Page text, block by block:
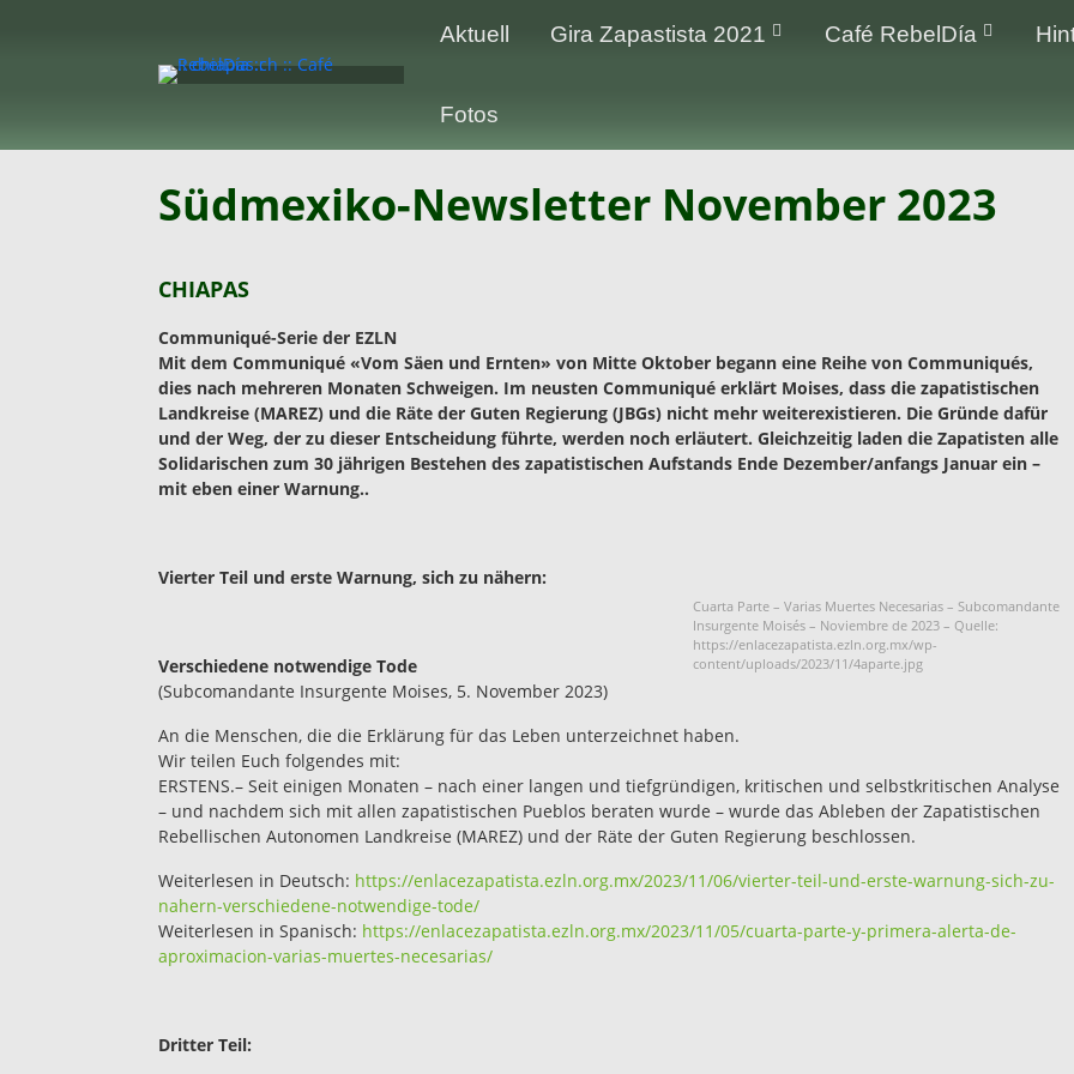
Aktuell Gira Zapastista 2021 Café RebelDía
Fotos
Südmexiko-Newsletter November 2023
CHIAPAS
Communiqué-Serie der EZLN
Mit dem Communiqué «Vom Säen und Ernten» von Mitte Oktober begann eine Reihe von Communiqués,
dies nach mehreren Monaten Schweigen. Im neusten Communiqué erklärt Moises, dass die zapatistischen
Landkreise (MAREZ) und die Räte der Guten Regierung (JBGs) nicht mehr weiterexistieren. Die Gründe dafür
und der Weg, der zu dieser Entscheidung führte, werden noch erläutert. Gleichzeitig laden die Zapatisten alle
Solidarischen zum 30 jährigen Bestehen des zapatistischen Aufstands Ende Dezember/anfangs Januar ein –
mit eben einer Warnung..
Cuarta Parte – Varias Muertes Necesarias – Subcomandante
Insurgente Moisés – Noviembre de 2023 – Quelle:
https://enlacezapatista.ezln.org.mx/wp-
content/uploads/2023/11/4aparte.jpg
Vierter Teil und erste Warnung, sich zu nähern:
Verschiedene notwendige Tode
(Subcomandante Insurgente Moises, 5. November 2023)
An die Menschen, die die Erklärung für das Leben unterzeichnet haben.
Wir teilen Euch folgendes mit:
ERSTENS.– Seit einigen Monaten – nach einer langen und tiefgründigen, kritischen und selbstkritischen Analyse
– und nachdem sich mit allen zapatistischen Pueblos beraten wurde – wurde das Ableben der Zapatistischen
Rebellischen Autonomen Landkreise (MAREZ) und der Räte der Guten Regierung beschlossen.
Weiterlesen in Deutsch: https://enlacezapatista.ezln.org.mx/2023/11/06/vierter-teil-und-erste-warnung-sich-zu-
nahern-verschiedene-notwendige-tode/
Weiterlesen in Spanisch: https://enlacezapatista.ezln.org.mx/2023/11/05/cuarta-parte-y-primera-alerta-de-
aproximacion-varias-muertes-necesarias/
Dritter Teil: